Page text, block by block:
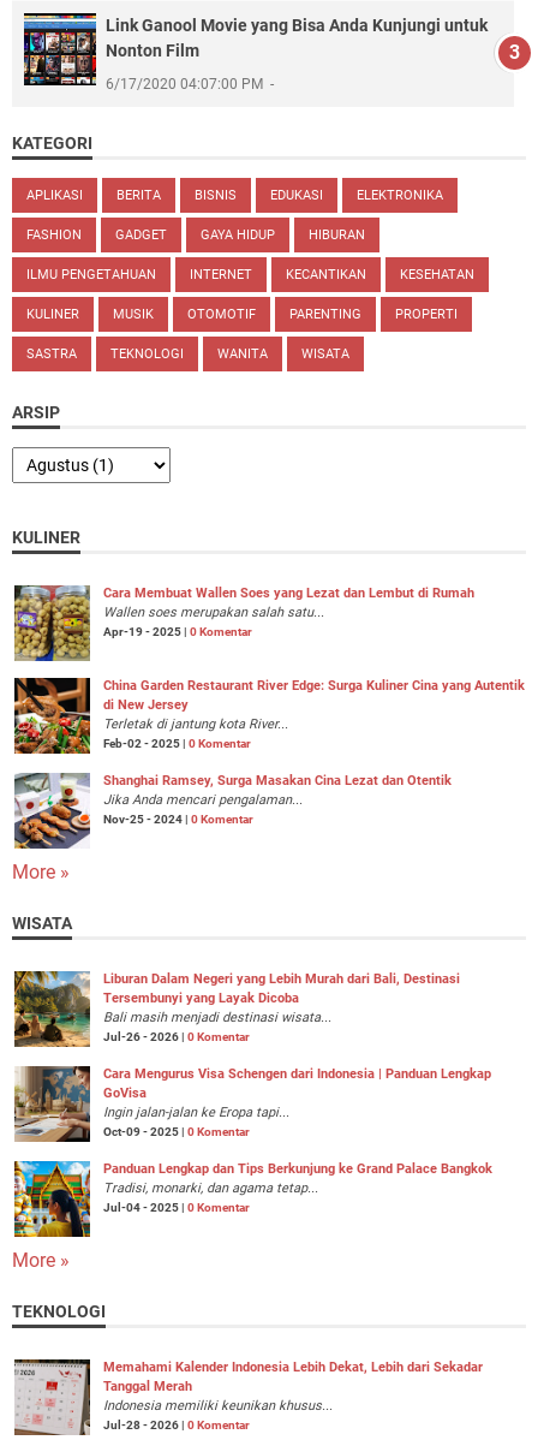
Link Ganool Movie yang Bisa Anda Kunjungi untuk
Nonton Film
6/17/2020 04:07:00 PM
KATEGORI
APLIKASI BERITA BISNIS EDUKASI ELEKTRONIKA
FASHION GADGET GAYA HIDUP HIBURAN
ILMU PENGETAHUAN INTERNET KECANTIKAN KESEHATAN
KULINER MUSIK OTOMOTIF PARENTING PROPERTI
SASTRA TEKNOLOGI WANITA WISATA
ARSIP
KULINER
Cara Membuat Wallen Soes yang Lezat dan Lembut di Rumah
Wallen soes merupakan salah satu...
Apr-19 - 2025 | 0 Komentar
China Garden Restaurant River Edge: Surga Kuliner Cina yang Autentik
di New Jersey
Terletak di jantung kota River...
Feb-02 - 2025 | 0 Komentar
Shanghai Ramsey, Surga Masakan Cina Lezat dan Otentik
Jika Anda mencari pengalaman...
Nov-25 - 2024 | 0 Komentar
More »
WISATA
Liburan Dalam Negeri yang Lebih Murah dari Bali, Destinasi
Tersembunyi yang Layak Dicoba
Bali masih menjadi destinasi wisata...
Jul-26 - 2026 | 0 Komentar
Cara Mengurus Visa Schengen dari Indonesia | Panduan Lengkap
GoVisa
Ingin jalan-jalan ke Eropa tapi...
Oct-09 - 2025 | 0 Komentar
Panduan Lengkap dan Tips Berkunjung ke Grand Palace Bangkok
Tradisi, monarki, dan agama tetap...
Jul-04 - 2025 | 0 Komentar
More »
TEKNOLOGI
Memahami Kalender Indonesia Lebih Dekat, Lebih dari Sekadar
Tanggal Merah
Indonesia memiliki keunikan khusus...
Jul-28 - 2026 | 0 Komentar